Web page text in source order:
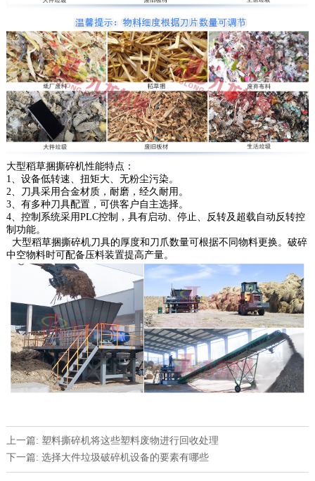
大型稻草捆撕碎机性能特点：
1、设备低转速、扭矩大、无粉尘污染。
2、刀具采用合金材质，耐磨，经久耐用。
3、有多种刀具配置，可供客户自主选择。
4、控制系统采用PLC控制，具有启动、停止、反转及超载自动反转控
制功能。
大型稻草捆撕碎机刀具的厚度和刀爪数量可根据不同物料更换。破碎
中空物料时可配备压料装置提高产量。
上一篇: 塑料撕碎机将这些塑料废物进行回收处理
下一篇: 选择大件垃圾破碎机设备的要素有哪些